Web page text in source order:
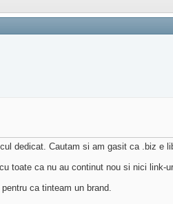
dedicat. Cautam si am gasit ca .biz
toate ca nu au continut nou si nici link-
ca tinteam un brand.